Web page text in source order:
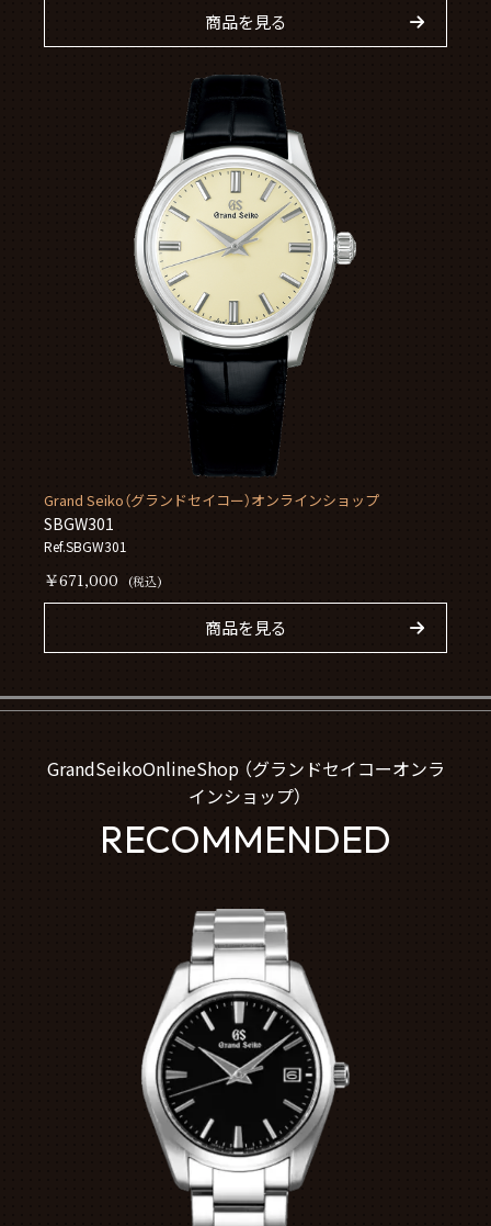
商品を見る
Grand Seiko（グランドセイコー）オンラインショップ
SBGW301
Ref.SBGW301
￥671,000 (税込)
商品を見る
GrandSeikoOnlineShop （グランドセイコーオンラ
インショップ）
RECOMMENDED